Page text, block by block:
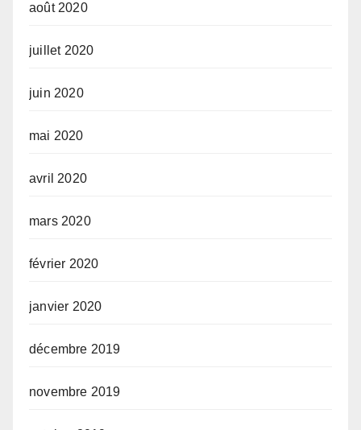
août 2020
juillet 2020
juin 2020
mai 2020
avril 2020
mars 2020
février 2020
janvier 2020
décembre 2019
novembre 2019